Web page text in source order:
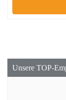
Unsere TOP-